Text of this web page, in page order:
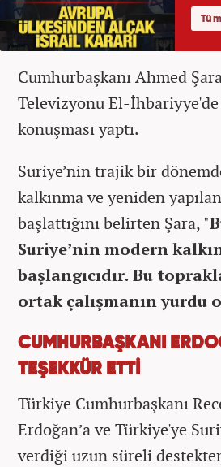
Cumhurbaşkanı Ahmed
Televizyonu El-
konuşması yaptı.
Suriye’nin trajik bir
kalkınma ve yeniden
başlattığını belirten Şara, "
Suriye’nin modern
başlangıcıdır. Bu
ortak çalışmanın yurdu
CUMHURBAŞKANI
TEŞEKKÜR ETTİ
Türkiye Cumhurbaşkanı
Erdoğan’a ve Türkiye'ye
verdiği uzun süreli